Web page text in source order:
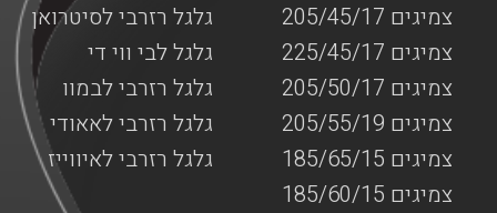
גלגל רזרבי לסיטרואן
גלגל לבי ווי די
גלגל רזרבי לבמוו
גלגל רזרבי לאאודי
גלגל רזרבי לאיווייז
צמיגים 205/45/17
צמיגים 225/45/17
צמיגים 205/50/17
צמיגים 205/55/19
צמיגים 185/65/15
צמיגים 185/60/15